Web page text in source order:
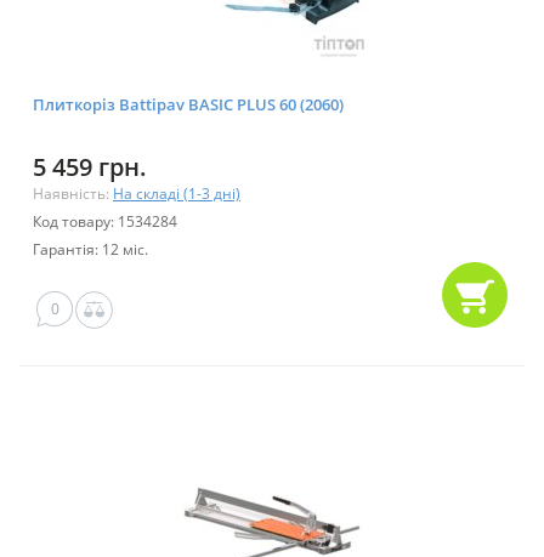
Плиткоріз Battipav BASIC PLUS 60 (2060)
5 459 грн.
Наявність: На складі (1-3 дні)
Код товару: 1534284
Гарантія: 12 міс.
0